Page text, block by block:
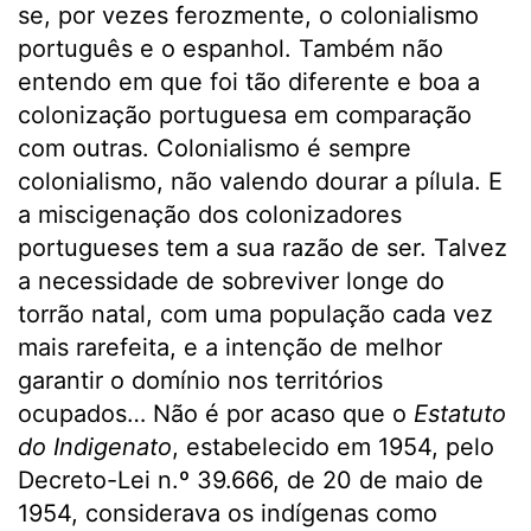
se, por vezes ferozmente, o colonialismo
português e o espanhol. Também não
entendo em que foi tão diferente e boa a
colonização portuguesa em comparação
com outras. Colonialismo é sempre
colonialismo, não valendo dourar a pílula. E
a miscigenação dos colonizadores
portugueses tem a sua razão de ser. Talvez
a necessidade de sobreviver longe do
torrão natal, com uma população cada vez
mais rarefeita, e a intenção de melhor
garantir o domínio nos territórios
ocupados… Não é por acaso que o Estatuto
do Indigenato, estabelecido em 1954, pelo
Decreto-Lei n.º 39.666, de 20 de maio de
1954, considerava os indígenas como